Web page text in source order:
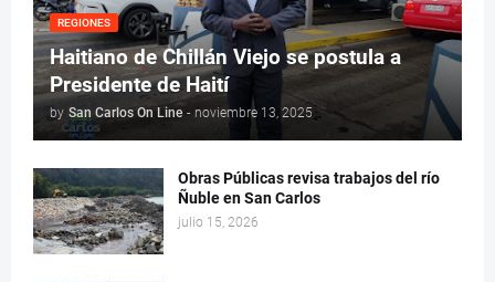
REGIONES
Haitiano de Chillán Viejo se postula a
Presidente de Haití
by San Carlos On Line - noviembre 13, 2025
Obras Públicas revisa trabajos del río
Ñuble en San Carlos
julio 15, 2026